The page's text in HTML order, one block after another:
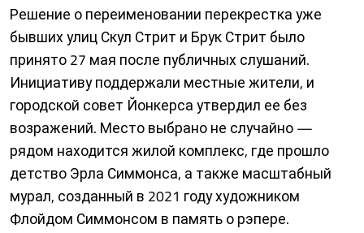
Решение о переименовании перекрестка уже
бывших улиц Скул Стрит и Брук Стрит было
принято 27 мая после публичных слушаний.
Инициативу поддержали местные жители, и
городской совет Йонкерса утвердил ее без
возражений. Место выбрано не случайно —
рядом находится жилой комплекс, где прошло
детство Эрла Симмонса, а также масштабный
мурал, созданный в 2021 году художником
Флойдом Симмонсом в память о рэпере.